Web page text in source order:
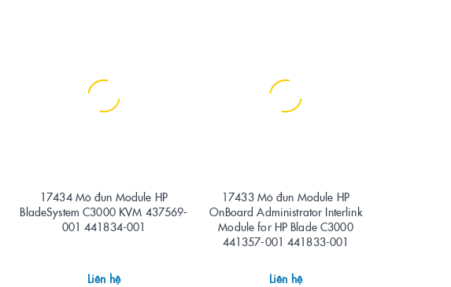
17434 Mô đun Module HP
BladeSystem C3000 KVM 437569-
001 441834-001
Liên hệ
17433 Mô đun Module HP
OnBoard Administrator Interlink
Module for HP Blade C3000
441357-001 441833-001
Liên hệ